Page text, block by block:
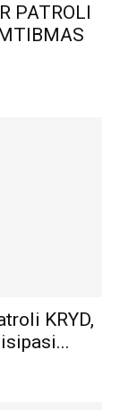
PATROLI
KRYD,